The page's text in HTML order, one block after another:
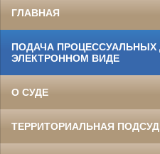
ГЛАВНАЯ
ПОДАЧА ПРОЦЕССУАЛЬНЫХ
ЭЛЕКТРОННОМ ВИДЕ
О СУДЕ
ТЕРРИТОРИАЛЬНАЯ